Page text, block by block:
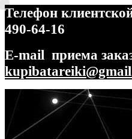
Телефон
490-64-16
E-mail приема
Перейти
навигации
Перейти
содержимому